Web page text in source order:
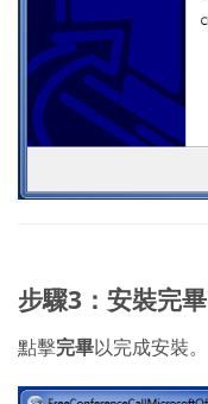
步驟3：安裝完畢
點擊完畢以完成安裝。